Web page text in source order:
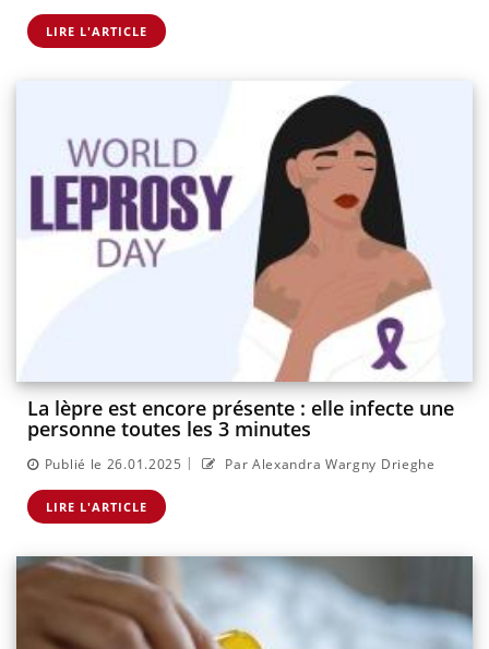
LIRE L'ARTICLE
La lèpre est encore présente : elle infecte une
personne toutes les 3 minutes
Publié le 26.01.2025 | Par Alexandra Wargny Drieghe
LIRE L'ARTICLE